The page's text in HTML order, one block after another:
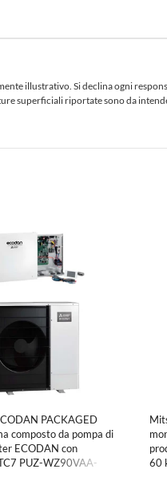
illustrativo. Si declina ogni
superficiali riportate sono da
PACKAGED
composto da pompa di
ECODAN con
PUZ-WZ90VAA-
60